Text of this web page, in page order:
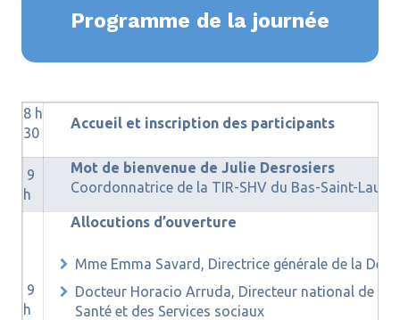
Programme de la journée
8 h
30
Accueil et inscription des participants
9
h
Mot de bienvenue de Julie Desrosiers
Coordonnatrice de la TIR-SHV du Bas-Saint-
9
h
Allocutions d’ouverture
Mme Emma Savard, Directrice générale de la
Docteur Horacio Arruda, Directeur national de
Santé et des Services sociaux